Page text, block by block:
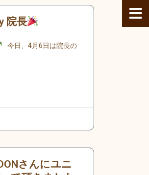
院長
今日、4月6日は院長の
さんにユニ